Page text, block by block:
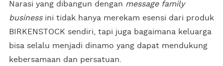
Narasi yang dibangun dengan message family
businessini tidak hanya merekam esensi dari produk
BIRKENSTOCK sendiri, tapi juga bagaimana keluarga
bisa selalu menjadi dinamo yang dapat mendukung
kebersamaan dan persatuan.